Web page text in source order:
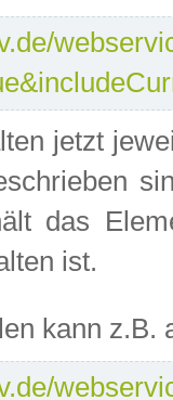
jetzt
das
ist.
kann